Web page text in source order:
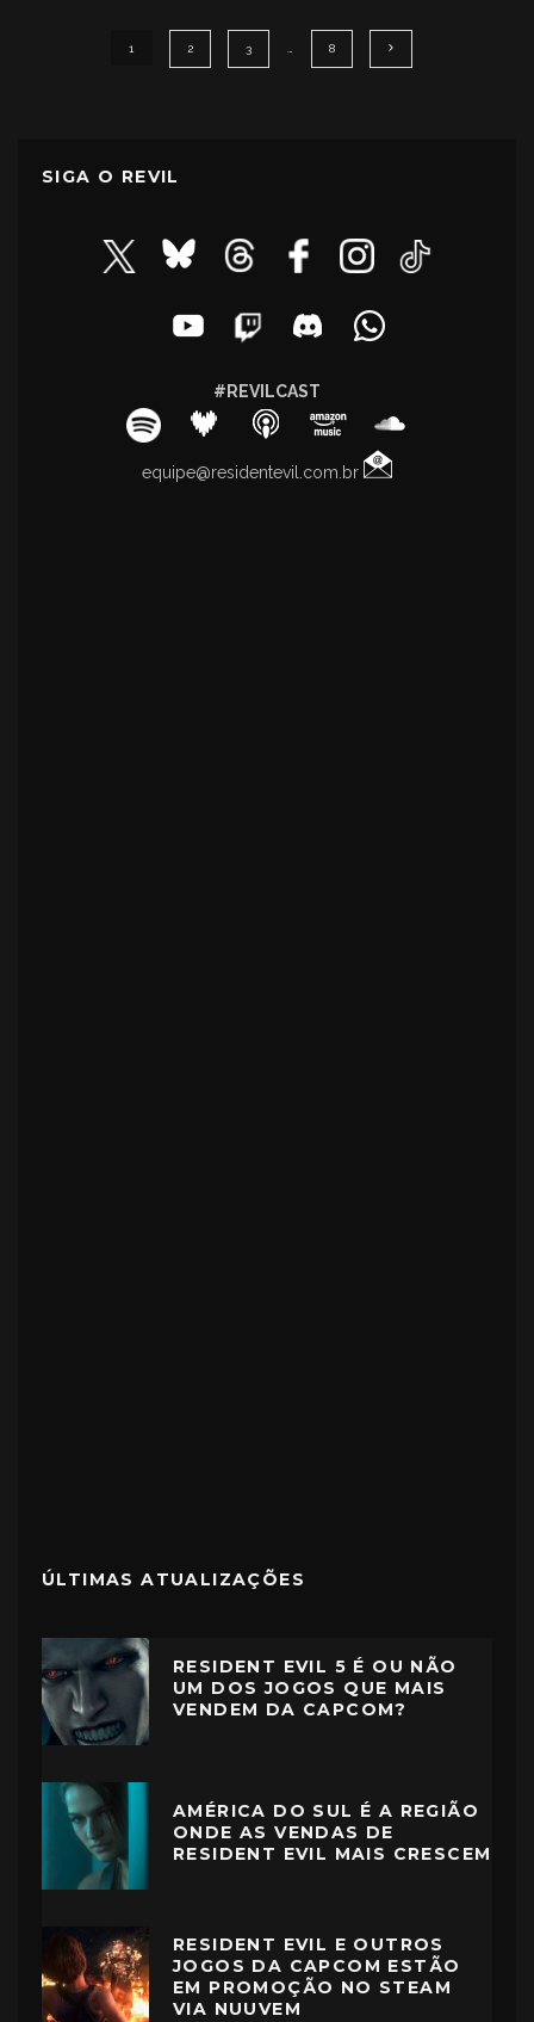
1 2 3 8
SIGA O REVIL
#REVILCAST
equipe@residentevil.com.br
ÚLTIMAS ATUALIZAÇÕES
RESIDENT EVIL 5 É OU NÃO
UM DOS JOGOS QUE MAIS
VENDEM DA CAPCOM?
AMÉRICA DO SUL É A REGIÃO
ONDE AS VENDAS DE
RESIDENT EVIL MAIS CRESCEM
RESIDENT EVIL E OUTROS
JOGOS DA CAPCOM ESTÃO
EM PROMOÇÃO NO STEAM
VIA NUUVEM